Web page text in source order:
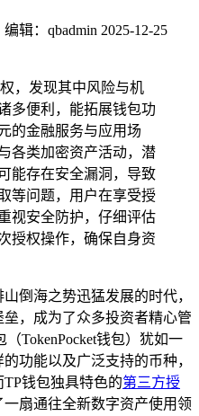
辑：qbadmin 2025-12-25
，发现其中风险与机
多便利，能拓展钱包功
的金融服务与应用场
各类加密资产活动，潜
能存在安全漏洞，导致
等问题，用户在享受授
视安全防护，仔细评估
授权操作，确保自身资
倒海之势迅猛发展的时代，
，成为了众多投资者精心管
TokenPocket钱包）犹如一
功能以及广泛支持的币种，
钱包独具特色的第三方授
扇通往全新数字资产使用领